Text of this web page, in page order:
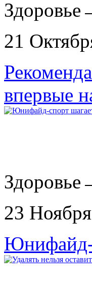
Здоровье
21
впервые
Здоровье
23
Юнифайд-